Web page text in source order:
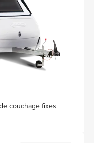
couchage fixes